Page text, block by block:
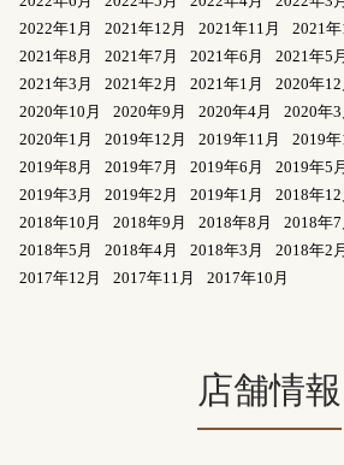
2022年1月
2021年12月 2021年11月 2021年
2021年8月
2021年7月 2021年6月 2021年5月
2021年3月
2021年2月 2021年1月 2020年12
2020年10月
2020年9月 2020年4月 2020年3
2020年1月
2019年12月 2019年11月 2019年
2019年8月
2019年7月 2019年6月 2019年5月
2019年3月
2019年2月 2019年1月 2018年12
2018年10月
2018年9月 2018年8月 2018年7
2018年5月
2018年4月 2018年3月 2018年2月
2017年12月
2017年11月 2017年10月
店舗情報